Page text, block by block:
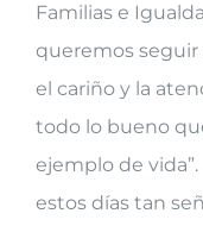
Familias e
queremos seguir
el cariño y la
todo lo bueno
ejemplo de
estos días tan